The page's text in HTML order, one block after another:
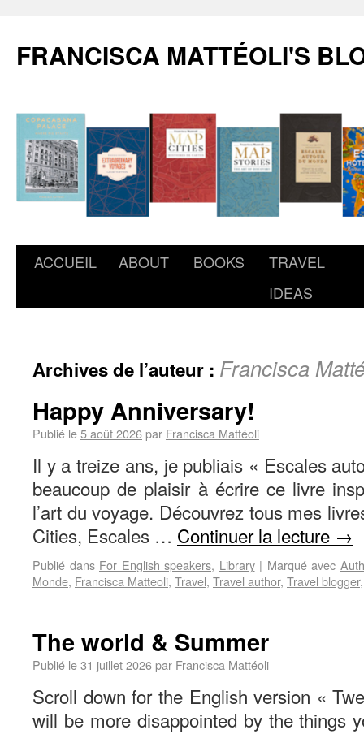
FRANCISCA MATTÉOLI'S
ACCUEIL ABOUT BOOKS
TRAVEL
IDEAS
Archives de l’auteur : Francisca
Happy Anniversary!
Publié le5 août 2026par Francisca Mattéoli
Il y a treize ans, je publiais « Escales
beaucoup de plaisir à écrire ce livre
l’art du voyage. Découvrez tous mes
Cities, Escales … Continuer la lecture →
Publié dans For English speakers, Library | Marqué avec
Monde, Francisca Matteoli, Travel, Travel author, Travel blogger
The world & Summer
Publié le31 juillet 2026par Francisca Mattéoli
Scroll down for the English version «
will be more disappointed by the things